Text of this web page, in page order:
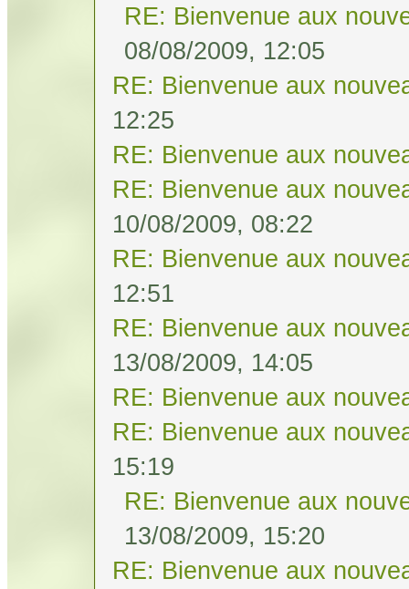
RE: Bienvenue aux
08/08/2009, 12:05
RE: Bienvenue aux
12:25
RE: Bienvenue aux
RE: Bienvenue aux
10/08/2009, 08:22
RE: Bienvenue aux
12:51
RE: Bienvenue aux
13/08/2009, 14:05
RE: Bienvenue aux
RE: Bienvenue aux
15:19
RE: Bienvenue aux
13/08/2009, 15:20
RE: Bienvenue aux